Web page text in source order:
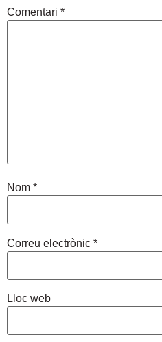
Comentari *
Nom *
Correu electrònic *
Lloc web